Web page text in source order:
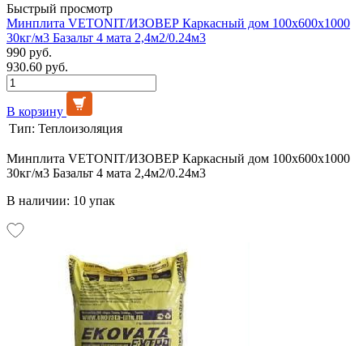
Быстрый просмотр
Минплита VETONIT/ИЗОВЕР Каркасный дом 100х600х1000
30кг/м3 Базальт 4 мата 2,4м2/0.24м3
990 руб.
930.60 руб.
В корзину
Тип: Теплоизоляция
Минплита VETONIT/ИЗОВЕР Каркасный дом 100х600х1000
30кг/м3 Базальт 4 мата 2,4м2/0.24м3
В наличии: 10 упак